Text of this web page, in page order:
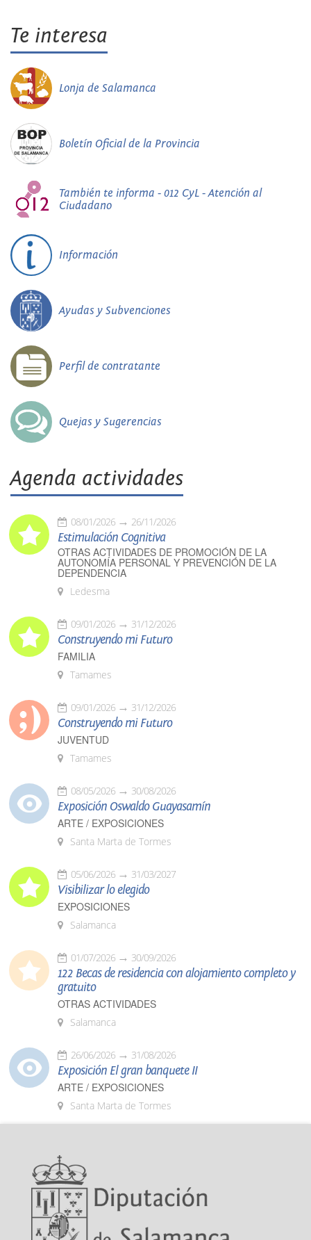
Te interesa
Lonja de Salamanca
Boletín Oficial de la Provincia
También te informa - 012 CyL - Atención al
Ciudadano
Información
Ayudas y Subvenciones
Perfil de contratante
Quejas y Sugerencias
Agenda actividades
08/01/2026 26/11/2026
Estimulación Cognitiva
OTRAS ACTIVIDADES DE PROMOCIÓN DE LA
AUTONOMÍA PERSONAL Y PREVENCIÓN DE LA
DEPENDENCIA
Ledesma
09/01/2026 31/12/2026
Construyendo mi Futuro
FAMILIA
Tamames
09/01/2026 31/12/2026
Construyendo mi Futuro
JUVENTUD
Tamames
08/05/2026 30/08/2026
Exposición Oswaldo Guayasamín
ARTE / EXPOSICIONES
Santa Marta de Tormes
05/06/2026 31/03/2027
Visibilizar lo elegido
EXPOSICIONES
Salamanca
01/07/2026 30/09/2026
122 Becas de residencia con alojamiento completo y
gratuito
OTRAS ACTIVIDADES
Salamanca
26/06/2026 31/08/2026
Exposición El gran banquete II
ARTE / EXPOSICIONES
Santa Marta de Tormes